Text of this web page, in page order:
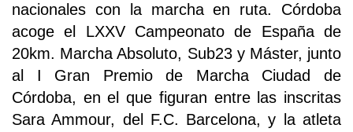
nacionales con la marcha en ruta. Córdoba
acoge el LXXV Campeonato de España de
20km. Marcha Absoluto, Sub23 y Máster, junto
al I Gran Premio de Marcha Ciudad de
Córdoba, en el que figuran entre las inscritas
Sara Ammour, del F.C. Barcelona, y la atleta